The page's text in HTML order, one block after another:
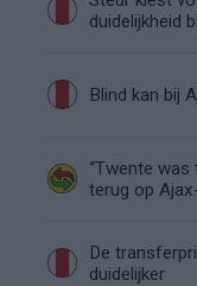
duidelijkheid
Blind kan bij
“Twente was
terug op
De
duidelijker